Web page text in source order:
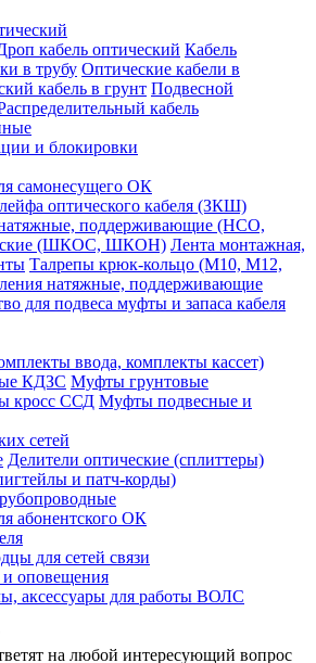
кабель оптический Кабель
в трубу Оптические кабели в
кабель в грунт Подвесной
кабель
и блокировки
самонесущего ОК
оптического кабеля (ЗКШ)
поддерживающие (НСО,
(ШКОС, ШКОН) Лента монтажная,
Талрепы крюк-кольцо (М10, М12,
натяжные, поддерживающие
для подвеса муфты и запаса кабеля
ввода, комплекты кассет)
КДЗС Муфты грунтовые
кросс ССД Муфты подвесные и
сетей
Делители оптические (сплиттеры)
и патч-корды)
абонентского ОК
для сетей связи
и оповещения
аксессуары для работы ВОЛС
на любой интересующий вопрос